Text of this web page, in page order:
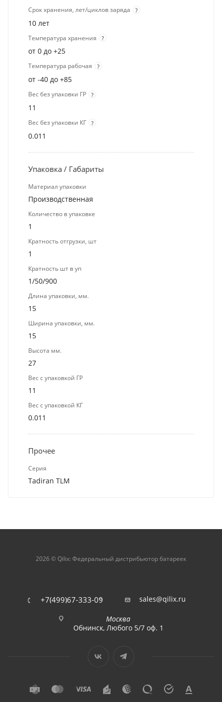
Срок хранения, лет/циклов заряда ?
10 лет
Температура хранения ?
от 0 до +25
Температура рабочая ?
от -40 до +85
Вес без упаковки ГР ?
11
Вес без упаковки КГ ?
0.011
Упаковка / Габариты
Материал упаковки
Производственная
Количество в упаковке
1
Кратность отгрузки, шт
1
Кратность шт в уп
1/50/900
Длина упаковки, мм.
15
Ширина упаковки, мм.
15
Высота мм.
27
Вес с упаковкой ГР
11
Вес с упаковкой КГ
0.011
Прочее
Серия
Tadiran TLM
2026 © Qilix: Федеральный дистрибьютор батареек
+7(499)67-333-09 sales@qilix.ru
Москва
Обнинск, Любого 5/7 оф. 1